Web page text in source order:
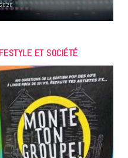
ET SOCIÉTÉ